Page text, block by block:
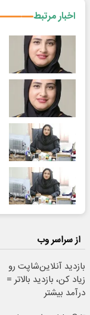
اخبار مرتبط
از سراسر وب
بازدید آنلاین‌شاپت رو
زیاد کن، بازدید بالاتر =
درآمد بیشتر